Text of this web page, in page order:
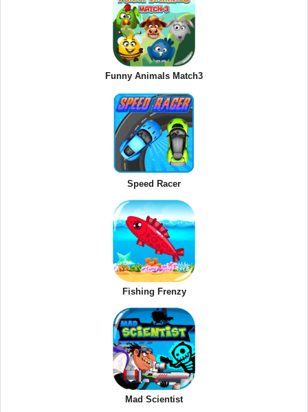
Funny Animals Match3
Speed Racer
Fishing Frenzy
Mad Scientist